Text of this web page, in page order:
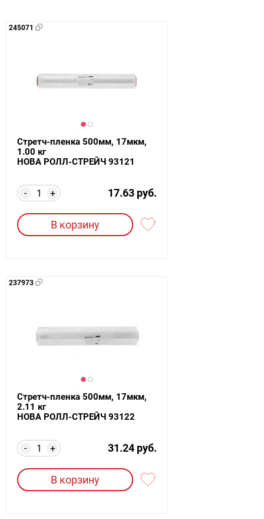
245071
Стретч-пленка 500мм, 17мкм,
1.00 кг
НОВА РОЛЛ-СТРЕЙЧ 93121
+
- 17.63 руб.
В корзину
237973
Стретч-пленка 500мм, 17мкм,
2.11 кг
НОВА РОЛЛ-СТРЕЙЧ 93122
+
- 31.24 руб.
В корзину